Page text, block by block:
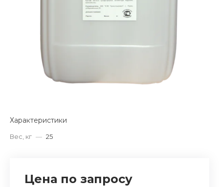
Характеристики
Вес, кг — 25
Цена по запросу